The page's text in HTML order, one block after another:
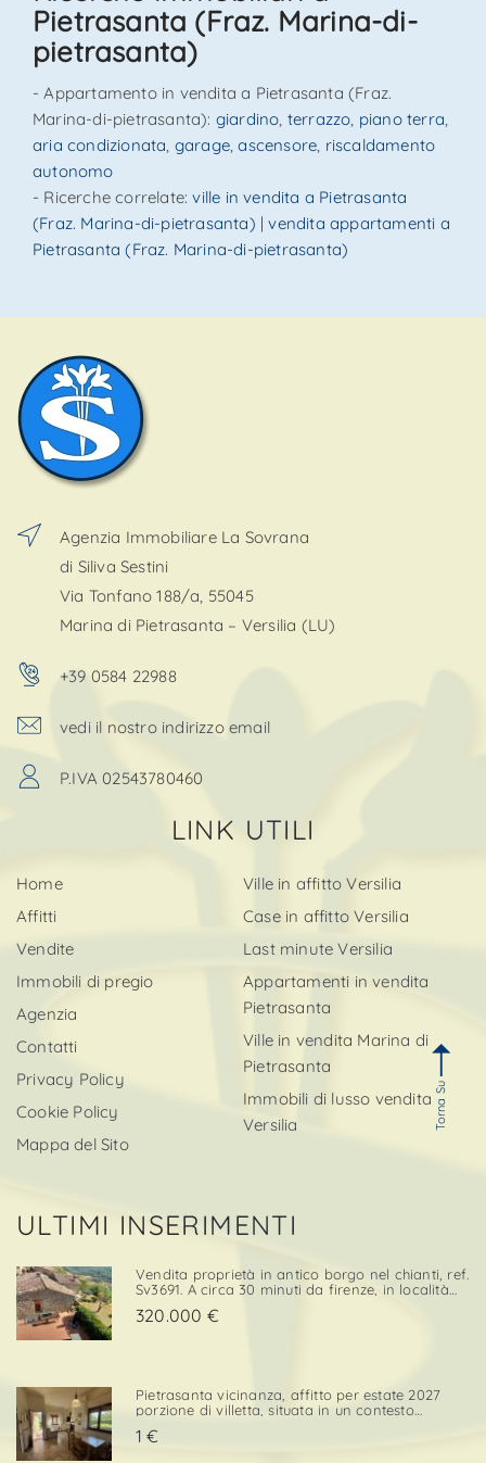
Pietrasanta (Fraz. Marina-di-
pietrasanta)
- Appartamento in vendita a Pietrasanta (Fraz.
Marina-di-pietrasanta): giardino terrazzo piano terra
aria condizionata garage ,ascensore riscaldamento
autonomo
- Ricerche correlate:ville in vendita a Pietrasanta
(Fraz. Marina-di-pietrasanta) |vendita appartamenti a
Pietrasanta (Fraz. Marina-di-pietrasanta)
Agenzia Immobiliare La Sovrana
di Siliva Sestini
Via Tonfano 188/a, 55045
Marina di Pietrasanta – Versilia (LU)
+39 0584 22988
vedi il nostro indirizzo email
P.IVA 02543780460
LINK UTILI
Home
Affitti
Vendite
Immobili di pregio
Agenzia
Contatti
Privacy Policy
Cookie Policy
Mappa del Sito
Ville in affitto Versilia
Case in affitto Versilia
Last minute Versilia
Appartamenti in vendita
Pietrasanta
Ville in vendita Marina di
Pietrasanta
Immobili di lusso vendita
Versilia
ULTIMI INSERIMENTI
Vendita proprietà in antico borgo nel chianti, ref.
Sv3691. A circa 30 minuti da firenze, in località
medievale immerso nella natura, proponiamo in
320.000 €
Pietrasanta vicinanza, affitto per estate 2027
porzione di villetta, situata in un contesto
servizi. L’immobile è dotato di una porzione di
1 €
Torna Su